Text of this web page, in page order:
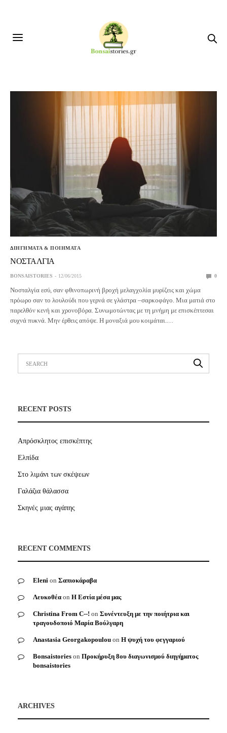
ΔΙΗΓΗΜΑΤΑ & ΠΟΙΗΜΑΤΑ
ΝΟΣΤΑΛΓΙΑ
BONSAISTORIES 12/06/2015 0
Nοσταλγία εσύ, σαν φθινοπωρινή βροχή μελαγχολία μυρίζεις και χώμα
πρόωρο σαν το λουλούδι που γερνά σε γλάστρα –σαρκοφάγο. Μια ματιά στο
παρελθόν κενή και χρονοβόρα. Συνωμοτώντας με τη μνήμη με επισκέπτεσαι
συχνά πυκνά. Μην έρθεις απόψε. Η μοναξιά μου κοιμάται.…
RECENT POSTS
Απρόσκλητος επισκέπτης
Ελπίδα
Στο λιμάνι των σκέψεων
Γαλάζια θάλασσα
Σκηνές μιας αγάπης
RECENT COMMENTS
Eleni on Σαπιοκάραβα
Λευκοθέα on Η Εστία μέσα μας
Christina From C--! on Συνέντευξη με την ποιήτρια και
τραγουδοποιό Μαρία Βούλγαρη
Anastasia Georgakopoulou on Η ψυχή του φεγγαριού
Bonsaistories on Προκήρυξη 8ου διαγωνισμού διηγήματος
bonsaistories
ARCHIVES